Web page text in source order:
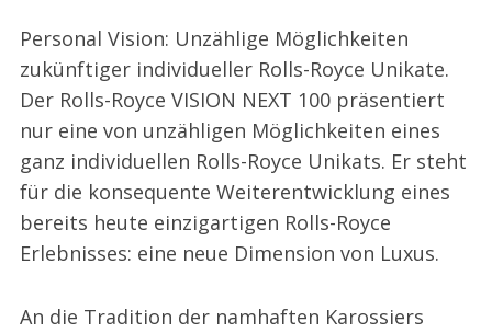
Personal Vision: Unzählige Möglichkeiten
zukünftiger individueller Rolls-Royce Unikate.
Der Rolls-Royce VISION NEXT 100 präsentiert
nur eine von unzähligen Möglichkeiten eines
ganz individuellen Rolls-Royce Unikats. Er steht
für die konsequente Weiterentwicklung eines
bereits heute einzigartigen Rolls-Royce
Erlebnisses: eine neue Dimension von Luxus.
An die Tradition der namhaften Karossiers